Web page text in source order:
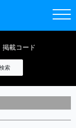
掲載コード